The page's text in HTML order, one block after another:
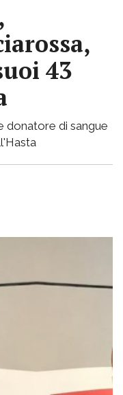
43
donatore di sangue